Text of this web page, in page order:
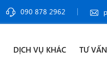
090 878 2962
DỊCH VỤ KHÁC TƯ VẤN